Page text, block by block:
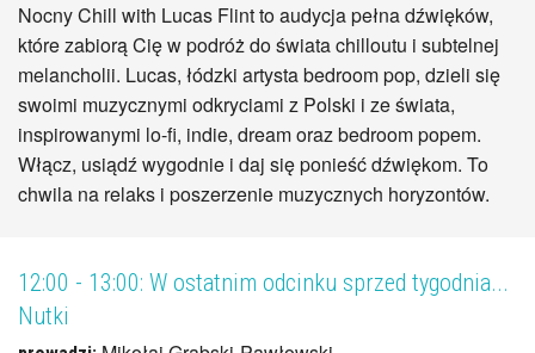
Nocny Chill with Lucas Flint to audycja pełna dźwięków,
które zabiorą Cię w podróż do świata chilloutu i subtelnej
melancholii. Lucas, łódzki artysta bedroom pop, dzieli się
swoimi muzycznymi odkryciami z Polski i ze świata,
inspirowanymi lo-fi, indie, dream oraz bedroom popem.
Włącz, usiądź wygodnie i daj się ponieść dźwiękom. To
chwila na relaks i poszerzenie muzycznych horyzontów.
12:00 - 13:00: W ostatnim odcinku sprzed tygodnia...
Nutki